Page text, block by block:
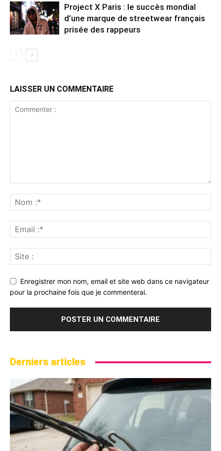
Project X Paris : le succès mondial
d’une marque de streetwear français
prisée des rappeurs
LAISSER UN COMMENTAIRE
Enregistrer mon nom, email et site web dans ce navigateur
pour la prochaine fois que je commenterai.
Derniers articles